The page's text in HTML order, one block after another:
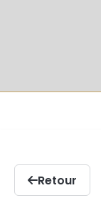
Retour